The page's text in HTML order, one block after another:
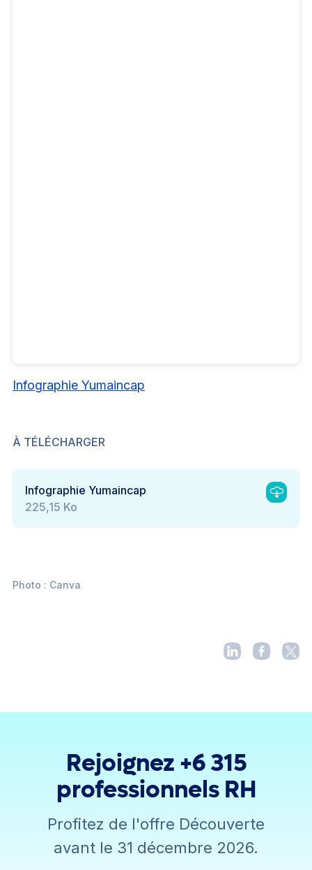
Infographie Yumaincap
À TÉLÉCHARGER
Infographie Yumaincap
225,15 Ko
Photo : Canva
Rejoignez +6 315
professionnels RH
Profitez de l'offre Découverte
avant le 31 décembre 2026.